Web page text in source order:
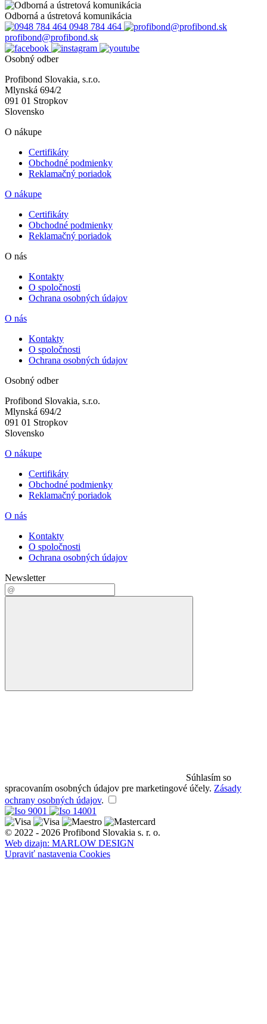
Odborná a ústretová komunikácia
0948 784 464
profibond@profibond.sk
Osobný odber
Profibond Slovakia, s.r.o.
Mlynská 694/2
091 01 Stropkov
Slovensko
O nákupe
Certifikáty
Obchodné podmienky
Reklamačný poriadok
O nákupe
Certifikáty
Obchodné podmienky
Reklamačný poriadok
O nás
Kontakty
O spoločnosti
Ochrana osobných údajov
O nás
Kontakty
O spoločnosti
Ochrana osobných údajov
Osobný odber
Profibond Slovakia, s.r.o.
Mlynská 694/2
091 01 Stropkov
Slovensko
O nákupe
Certifikáty
Obchodné podmienky
Reklamačný poriadok
O nás
Kontakty
O spoločnosti
Ochrana osobných údajov
Newsletter
Súhlasím so
spracovaním osobných údajov pre marketingové účely. Zásady
ochrany osobných údajov.
© 2022 - 2026 Profibond Slovakia s. r. o.
Web dizajn: MARLOW DESIGN
Upraviť nastavenia Cookies